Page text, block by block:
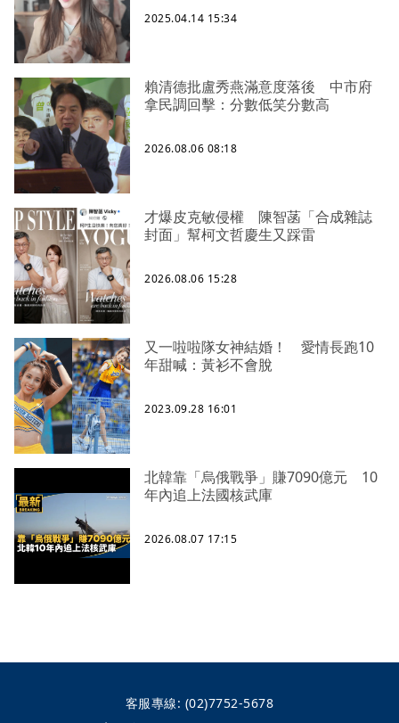
2025.04.14 15:34
賴清德批盧秀燕滿意度落後 中市府
拿民調回擊：分數低笑分數高
2026.08.06 08:18
才爆皮克敏侵權 陳智菡「合成雜誌
封面」幫柯文哲慶生又踩雷
2026.08.06 15:28
又一啦啦隊女神結婚！ 愛情長跑10
年甜喊：黃衫不會脫
2023.09.28 16:01
北韓靠「烏俄戰爭」賺7090億元 10
年內追上法國核武庫
2026.08.07 17:15
客服專線: (02)7752-5678